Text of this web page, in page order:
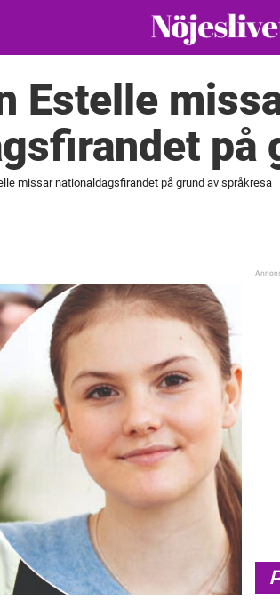
Estelle
på
missar nationaldagsfirandet på grund av språkresa